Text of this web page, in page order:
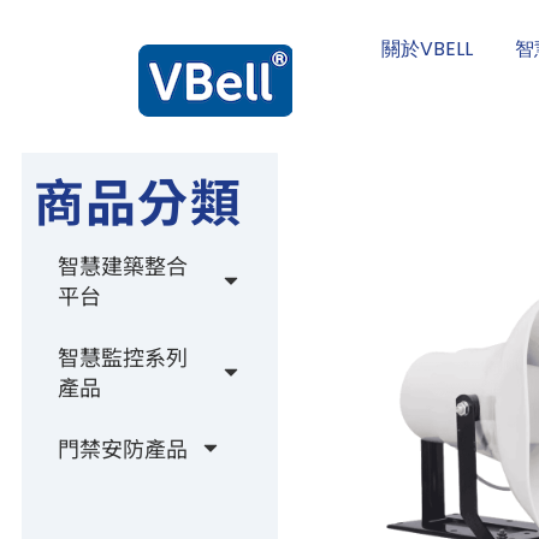
關於VBELL
商品分類
智慧建築整合
平台
智慧監控系列
產品
門禁安防產品